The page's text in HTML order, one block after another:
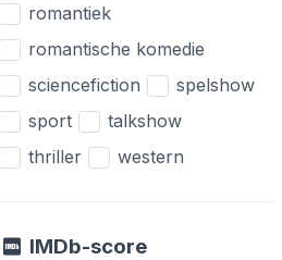
romantiek
romantische komedie
sciencefiction
spelshow
sport
talkshow
thriller
western
IMDb-score